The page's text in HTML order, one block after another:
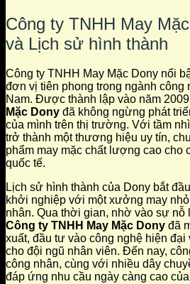
Công ty TNHH May
và Lịch sử hình thành
Công ty TNHH May Mặc Dony nổi
đơn vị tiên phong trong ngành công
Nam. Được thành lập vào năm
Mặc Dony đã không ngừng phát
của mình trên thị trường. Với tầm
trở thành một thương hiệu uy tín,
phẩm may mặc chất lượng cao cho
quốc tế.
Lịch sử hình thành của Dony bắt
khởi nghiệp với một xưởng may
nhân. Qua thời gian, nhờ vào sự
Công ty TNHH May Mặc Dony đã
xuất, đầu tư vào công nghệ hiện đại
cho đội ngũ nhân viên. Đến nay,
công nhân, cùng với nhiều dây
đáp ứng nhu cầu ngày càng cao